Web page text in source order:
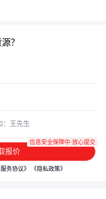
？
报价
信息安全保障中·放心提交
务协议》 《隐私政策》